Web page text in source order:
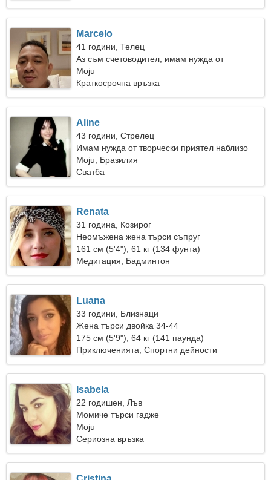
Marcelo
41 години, Телец
Аз съм счетоводител, имам нужда от
романтична жена
Moju
Краткосрочна връзка
Aline
43 години, Стрелец
Имам нужда от творчески приятел наблизо
Moju, Бразилия
Сватба
Renata
31 година, Козирог
Неомъжена жена търси съпруг
161 см (5'4"), 61 кг (134 фунта)
Медитация, Бадминтон
Luana
33 години, Близнаци
Жена търси двойка 34-44
175 см (5'9"), 64 кг (141 паунда)
Приключенията, Спортни дейности
Isabela
22 годишен, Лъв
Момиче търси гадже
Moju
Сериозна връзка